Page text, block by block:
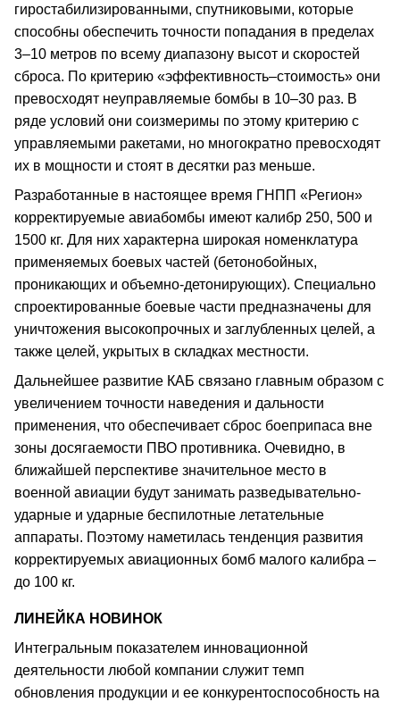
гиростабилизированными, спутниковыми, которые
способны обеспечить точности попадания в пределах
3–10 метров по всему диапазону высот и скоростей
сброса. По критерию «эффективность–стоимость» они
превосходят неуправляемые бомбы в 10–30 раз. В
ряде условий они соизмеримы по этому критерию с
управляемыми ракетами, но многократно превосходят
их в мощности и стоят в десятки раз меньше.
Разработанные в настоящее время ГНПП «Регион»
корректируемые авиабомбы имеют калибр 250, 500 и
1500 кг. Для них характерна широкая номенклатура
применяемых боевых частей (бетонобойных,
проникающих и объемно-детонирующих). Специально
спроектированные боевые части предназначены для
уничтожения высокопрочных и заглубленных целей, а
также целей, укрытых в складках местности.
Дальнейшее развитие КАБ связано главным образом с
увеличением точности наведения и дальности
применения, что обеспечивает сброс боеприпаса вне
зоны досягаемости ПВО противника. Очевидно, в
ближайшей перспективе значительное место в
военной авиации будут занимать разведывательно-
ударные и ударные беспилотные летательные
аппараты. Поэтому наметилась тенденция развития
корректируемых авиационных бомб малого калибра –
до 100 кг.
ЛИНЕЙКА НОВИНОК
Интегральным показателем инновационной
деятельности любой компании служит темп
обновления продукции и ее конкурентоспособность на